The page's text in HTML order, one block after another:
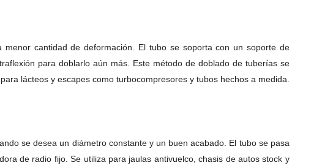
cantidad de deformación. El tubo se soporta con un soporte de
para doblarlo aún más. Este método de doblado de tuberías se
lácteos y escapes como turbocompresores y tubos hechos a medida.
se desea un diámetro constante y un buen acabado. El tubo se pasa
de radio fijo.Se utiliza para jaulas antivuelco, chasis de autos stock y